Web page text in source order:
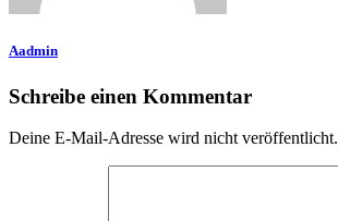
Aadmin
Schreibe einen Kommentar
Deine E-Mail-Adresse wird nicht veröffentlicht.